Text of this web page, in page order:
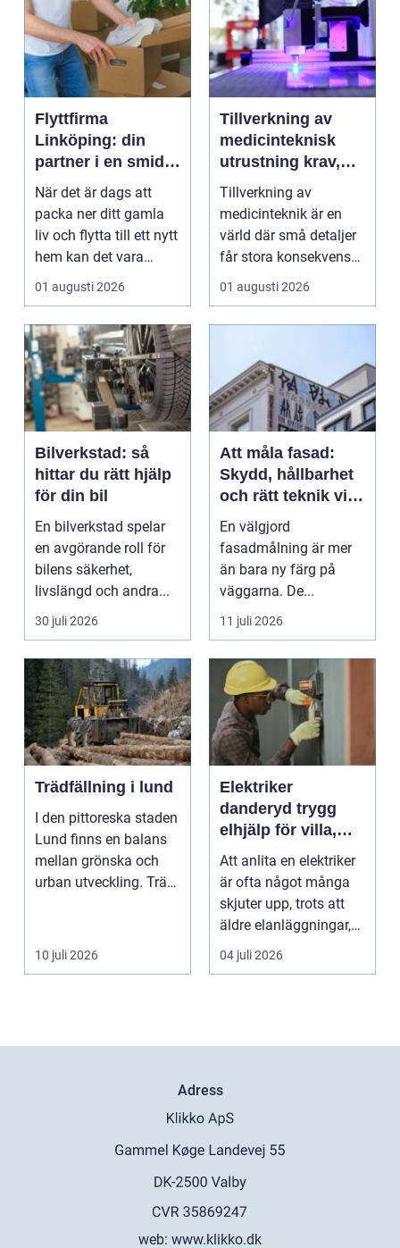
Flyttfirma
Linköping: din
partner i en smidig
flytt
När det är dags att
packa ner ditt gamla
liv och flytta till ett nytt
hem kan det vara
&ou...
01 augusti 2026
Tillverkning av
medicinteknisk
utrustning krav,
kvalitet och
precision
Tillverkning av
medicinteknik är en
värld där små detaljer
får stora konsekvenser.
En liten avvikels...
01 augusti 2026
Bilverkstad: så
hittar du rätt hjälp
för din bil
En bilverkstad spelar
en avgörande roll för
bilens säkerhet,
livslängd och andra...
30 juli 2026
Att måla fasad:
Skydd, hållbarhet
och rätt teknik vid
fasadmålning
En välgjord
fasadmålning är mer
än bara ny färg på
väggarna. De...
11 juli 2026
Trädfällning i lund
I den pittoreska staden
Lund finns en balans
mellan grönska och
urban utveckling. Träd
10 juli 2026
Elektriker
danderyd trygg
elhjälp för villa,
lägenhet och
företag
Att anlita en elektriker
är ofta något många
skjuter upp, trots att
äldre elanläggningar,
provisoris...
04 juli 2026
Adress
web: www.klikko.dk